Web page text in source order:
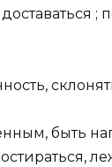
;
быть